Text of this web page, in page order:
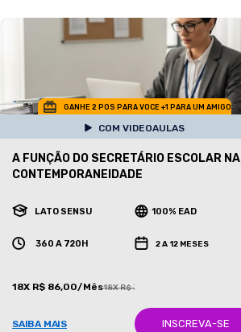
GANHE 2 POS PARA VOCE +1 PARA UM AMIGO
COM VIDEOAULAS
A FUNÇÃO DO SECRETÁRIO ESCOLAR NA
CONTEMPORANEIDADE
LATO SENSU 100% EAD
360 A 720H 2 A 12 MESES
18X R$ 86,00/Mês18X R$ 387,00/Mês
SAIBA MAIS INSCREVA-SE